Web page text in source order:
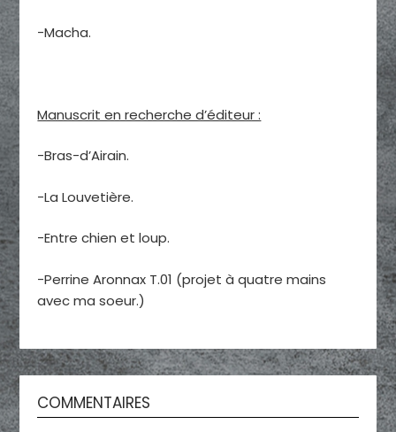
-Macha.
Manuscrit en recherche d’éditeur :
-Bras-d’Airain.
-La Louvetière.
-Entre chien et loup.
-Perrine Aronnax T.01 (projet à quatre mains
avec ma soeur.)
COMMENTAIRES